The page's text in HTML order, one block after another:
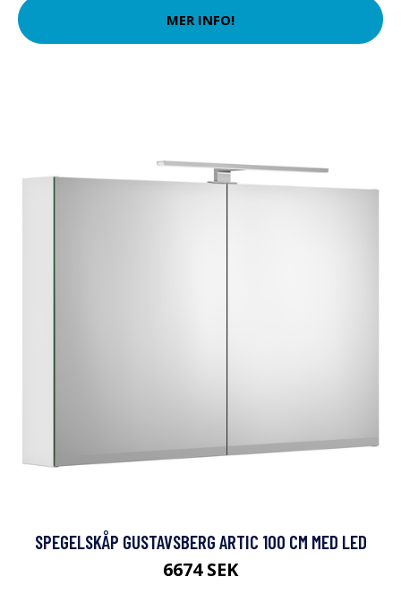
MER INFO!
SPEGELSKÅP GUSTAVSBERG ARTIC 100 CM MED LED
6674 SEK